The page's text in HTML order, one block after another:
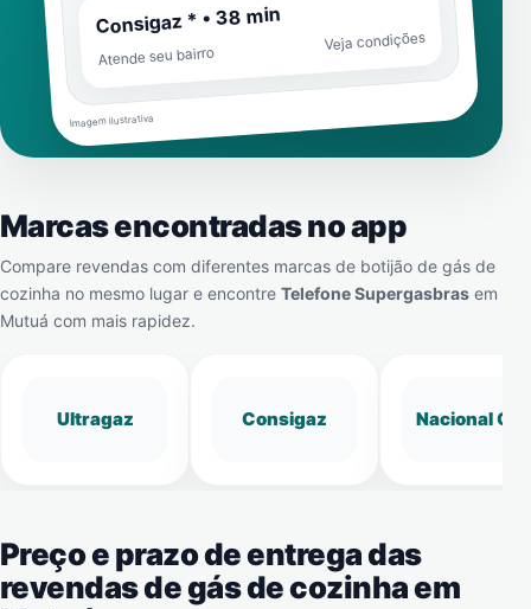
Consigaz * • 38 min
Atende seu bairro
Veja condições
Imagem ilustrativa
Marcas encontradas no app
Compare revendas com diferentes marcas de botijão de gás de
cozinha no mesmo lugar e encontre Telefone Supergasbras em
Mutuá com mais rapidez.
Ultragaz Consigaz Nacional Gás
Preço e prazo de entrega das
revendas de gás de cozinha em